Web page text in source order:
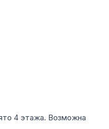
4 этажа. Возможна